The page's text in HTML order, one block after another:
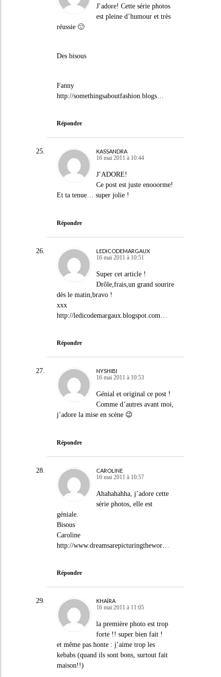
J’adore! Cette série photos
est pleine d’humour et très
réussie 🙂
Des bisous
Fanny
http://somethingsaboutfashion.blogs…
Répondre
KASSANDRA
16 mai 2011 à 10:44
J’ADORE!
Ce post est juste enooorme!
Et ta tenue… super jolie !
Répondre
LEDICODEMARGAUX
16 mai 2011 à 10:51
Super cet article !
Drôle,frais,un grand sourire
dès le matin,bravo !
xxx
http://ledicodemargaux.blogspot.com
Répondre
NYSHIBI
16 mai 2011 à 10:53
Génial et original ce post !
Comme d’autres avant moi,
j’adore la mise en scène 😉
Répondre
CAROLINE
16 mai 2011 à 10:57
Ahahahahha, j’adore cette
série photos, elle est
géniale.
Bisous
Caroline
http://www.dreamsarepicturingthewor…
Répondre
KHAÏRA
16 mai 2011 à 11:05
la première photo est trop
forte !! super bien fait !
et même pas honte : j’aime trop les
kebabs (quand ils sont bons, surtout fait
maison!!)